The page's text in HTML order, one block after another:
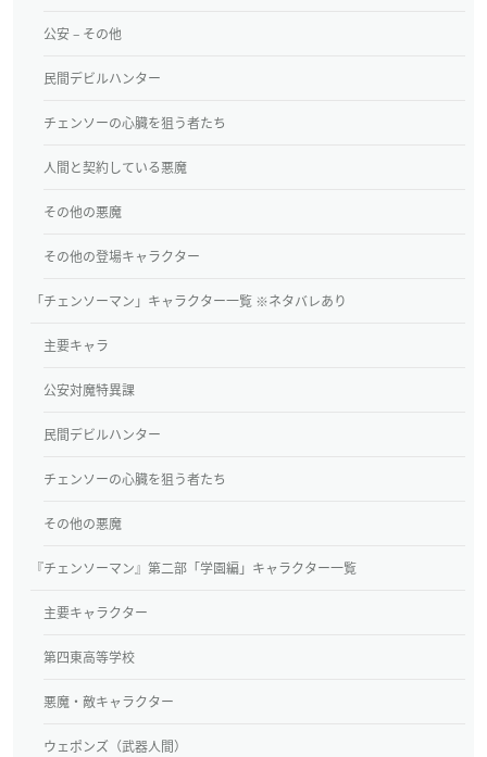
公安 – その他
民間デビルハンター
チェンソーの心臓を狙う者たち
人間と契約している悪魔
その他の悪魔
その他の登場キャラクター
「チェンソーマン」キャラクター一覧 ※ネタバレあり
主要キャラ
公安対魔特異課
民間デビルハンター
チェンソーの心臓を狙う者たち
その他の悪魔
『チェンソーマン』第二部「学園編」キャラクター一覧
主要キャラクター
第四東高等学校
悪魔・敵キャラクター
ウェポンズ（武器人間）